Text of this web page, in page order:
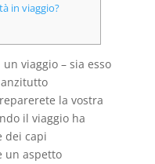
in viaggio?
viaggio – sia esso
la vostra
il viaggio ha
dei capi
un aspetto